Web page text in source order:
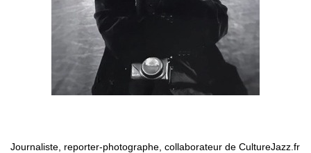
Journaliste, reporter-photographe, collaborateur de CultureJazz.fr